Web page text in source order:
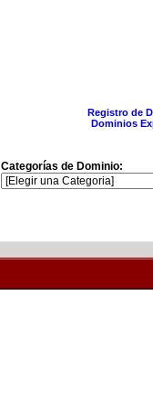
Registro de
Dominios
Categorías de Dominio: